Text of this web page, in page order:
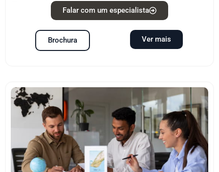
Falar com um especialista
Brochura Ver mais